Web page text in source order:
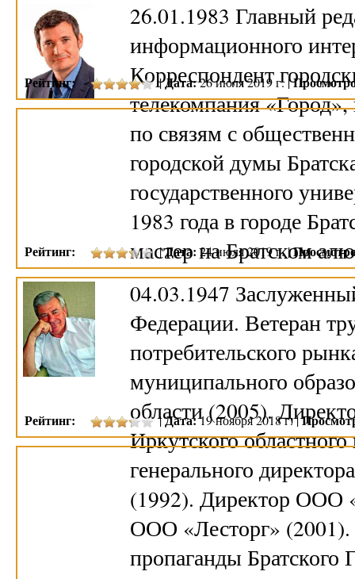
26.01.1983 Главный
информационного
Корреспондент
телекомпания
по связям с
городской думы
государственного
1983 года в городе
мастер на Братском
04.03.1947
Федерации. Ветеран
потребительского
муниципального
области (2005).
Иркутского
генерального
(1992). Директор ООО
ООО «Лесторг» (2001).
пропаганды
Рейтинг: |Дата:26 июля 2019 г. |
Рейтинг: |Дата:24 июля 2019 г. |
Рейтинг: |Дата:19 ноября 2018 г. |